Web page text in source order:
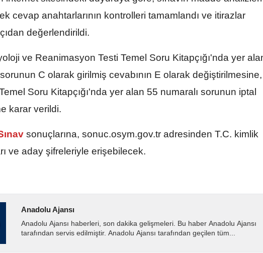
cevap anahtarlarının kontrolleri tamamlandı ve itirazlar
değerlendirildi.
ve Reanimasyon Testi Temel Soru Kitapçığı'nda yer
C olarak girilmiş cevabının E olarak değiştirilmesine,
Soru Kitapçığı'nda yer alan 55 numaralı sorunun iptal
karar verildi.
sonuçlarına, sonuc.osym.gov.tr adresinden T.C. kimlik
ve aday şifreleriyle erişebilecek.
Anadolu Ajansı
Anadolu Ajansı haberleri, son dakika gelişmeleri. Bu haber Anadolu Ajansı
tarafından servis edilmiştir. Anadolu Ajansı tarafından geçilen tüm...